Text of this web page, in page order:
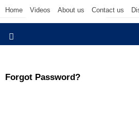
Home Videos About us Contact us
Forgot Password?